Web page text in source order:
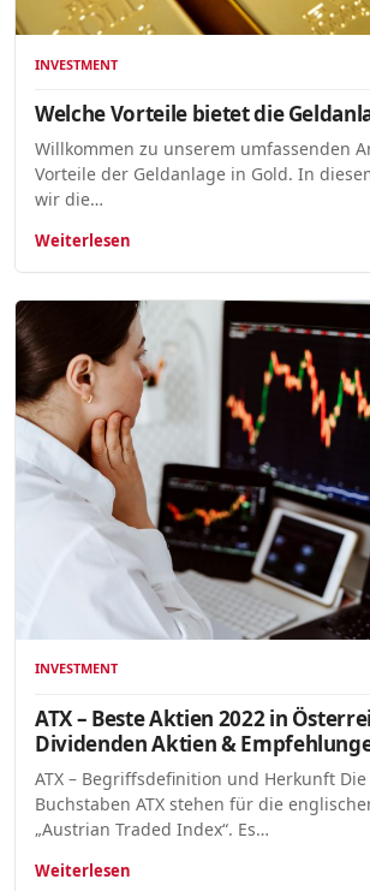
INVESTMENT
Welche Vorteile bietet die
Willkommen zu unserem umfassenden
Vorteile der Geldanlage in Gold. In
wir die…
Weiterlesen
INVESTMENT
ATX – Beste Aktien 2022 in
Dividenden Aktien &
ATX – Begriffsdefinition und Herkunft
Buchstaben ATX stehen für die
„Austrian Traded Index“. Es…
Weiterlesen